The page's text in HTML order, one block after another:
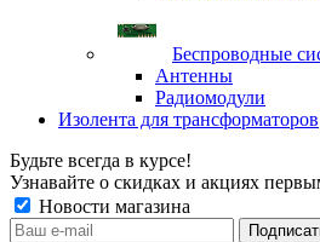
Беспроводные
Антенны
Радиомодули
Изолента для трансформаторов
Будьте всегда в курсе!
Узнавайте о скидках и акциях
Новости магазина